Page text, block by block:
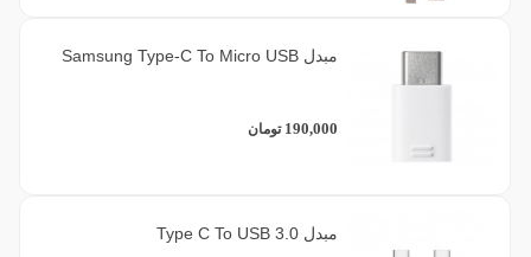
مبدل Samsung Type-C To Micro USB
190,000 تومان
مبدل Type C To USB 3.0